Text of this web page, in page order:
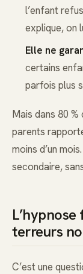
l’enfant
explique, on
Elle ne
certains
parfois plus
Mais dans 80 %
parents
moins d’un
secondaire,
terreurs
C’est une